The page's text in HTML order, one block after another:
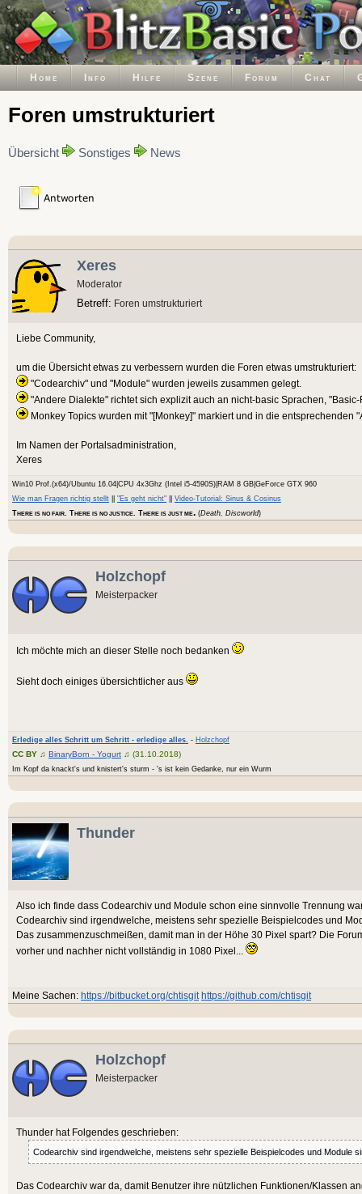
Home Info Hilfe Szene Forum Chat
Foren umstrukturiert
Übersicht Sonstiges News
Xeres
Moderator
Betreff: Foren umstrukturiert
Liebe Community,
um die Übersicht etwas zu verbessern wurden die Foren etwas umstrukturiert:
"Codearchiv" und "Module" wurden jeweils zusammen gelegt.
"Andere Dialekte" richtet sich explizit auch an nicht-basic Sprachen,
Monkey Topics wurden mit "[Monkey]" markiert und in die entsprechenden
Im Namen der Portalsadministration,
Xeres
Win10 Prof.(x64)/Ubuntu 16.04|CPU 4x3Ghz (Intel i5-4590S)|RAM 8 GB|GeForce GTX 960
Wie man Fragen richtig stellt
"Es geht nicht"
Video-Tutorial: Sinus & Cosinus
THERE IS NO FAIR . THERE IS NO JUSTICE . THERE IS JUST ME. (Death, Discworld)
Holzchopf
Meisterpacker
Ich möchte mich an dieser Stelle noch bedanken
Sieht doch einiges übersichtlicher aus
Erledige alles Schritt um Schritt - erledige alles. - Holzchopf
CC BY ♫ BinaryBorn - Yogurt ♫ (31.10.2018)
Im Kopf da knackt's und knistert's sturm - 's ist kein Gedanke, nur ein Wurm
Thunder
Also ich finde dass Codearchiv und Module schon eine sinnvolle Trennung
Codearchiv sind irgendwelche, meistens sehr spezielle Beispielcodes und
Das zusammenzuschmeißen, damit man in der Höhe 30 Pixel spart? Die
vorher und nachher nicht vollständig in 1080 Pixel...
Meine Sachen: https://bitbucket.org/chtisgit https://github.com/chtisgit
Holzchopf
Meisterpacker
Thunder hat Folgendes geschrieben:
Codearchiv sind irgendwelche, meistens sehr spezielle Beispielcodes und Module
Das Codearchiv war da, damit Benutzer ihre nützlichen Funktionen/Klassen